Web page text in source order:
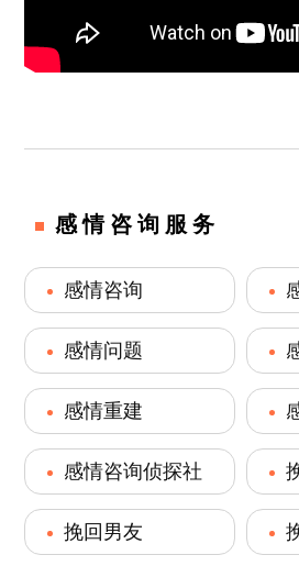
感情咨询服务
感情咨询
感情问题
感情重建
感情咨询侦探社
挽回男友